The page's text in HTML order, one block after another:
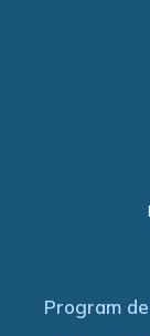
Program